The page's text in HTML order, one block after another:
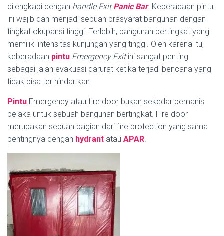
dilengkapi dengan handleExit Panic Bar. Keberadaan pintu
ini wajib dan menjadi sebuah prasyarat bangunan dengan
tingkat okupansi tinggi. Terlebih, bangunan bertingkat yang
memiliki intensitas kunjungan yang tinggi. Oleh karena itu,
keberadaan pintu Emergency Exitini sangat penting
sebagai jalan evakuasi darurat ketika terjadi bencana yang
tidak bisa ter hindar kan.
Pintu Emergency atau fire door bukan sekedar pemanis
belaka untuk sebuah bangunan bertingkat. Fire door
merupakan sebuah bagian dari fire protection yang sama
pentingnya dengan hydrant atau APAR.